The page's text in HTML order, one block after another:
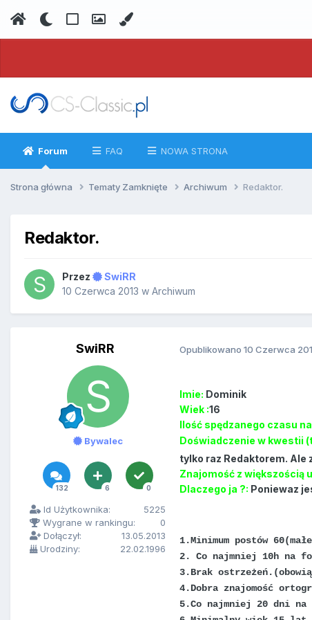
Forum FAQ NOWA STRONA
Strona główna Tematy Zamknięte Archiwum Redaktor.
Redaktor.
Przez
SwiRR
10 Czerwca 2013 w Archiwum
SwiRR
Bywalec
132 6 0
Id Użytkownika:
5225
Wygrane w rankingu:
0
Dołączył:
13.05.2013
Urodziny:
22.02.1996
Opublikowano 10 Czerwca
Imie: Dominik
Wiek :16
Ilość spędzanego czasu
Doświadczenie w kwestii
tylko raz Redaktorem. Ale
Znajomość z większością
Dlaczego ja ?: Poniewaz
1.Minimum postów
2. Co najmniej 10h na
3.Brak
4.Dobra znajomość
5.Co najmniej 20 dni na